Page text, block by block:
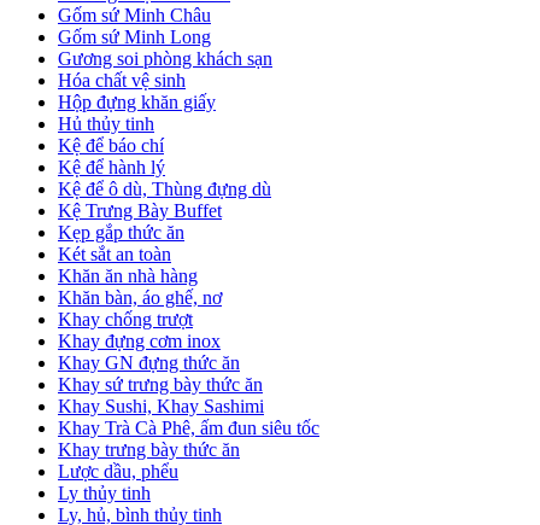
Gốm sứ Minh Châu
Gốm sứ Minh Long
Gương soi phòng khách sạn
Hóa chất vệ sinh
Hộp đựng khăn giấy
Hủ thủy tinh
Kệ để báo chí
Kệ để hành lý
Kệ để ô dù, Thùng đựng dù
Kệ Trưng Bày Buffet
Kẹp gắp thức ăn
Két sắt an toàn
Khăn ăn nhà hàng
Khăn bàn, áo ghế, nơ
Khay chống trượt
Khay đựng cơm inox
Khay GN đựng thức ăn
Khay sứ trưng bày thức ăn
Khay Sushi, Khay Sashimi
Khay Trà Cà Phê, ấm đun siêu tốc
Khay trưng bày thức ăn
Lược dầu, phểu
Ly thủy tinh
Ly, hủ, bình thủy tinh